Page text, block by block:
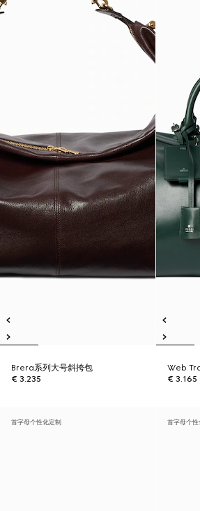
Brera系列大号斜挎包
€ 3.235
Web
€ 3.165
首字母个性化定制 首字母个